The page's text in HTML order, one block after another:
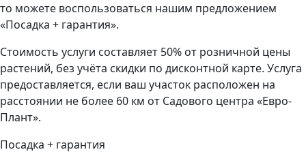
то можете воспользоваться нашим предложением
«Посадка + гарантия».
Стоимость услуги составляет 50% от розничной цены
растений, без учёта скидки по дисконтной карте. Услуга
предоставляется, если ваш участок расположен на
расстоянии не более 60 км от Садового центра «Евро-
Плант».
Посадка + гарантия